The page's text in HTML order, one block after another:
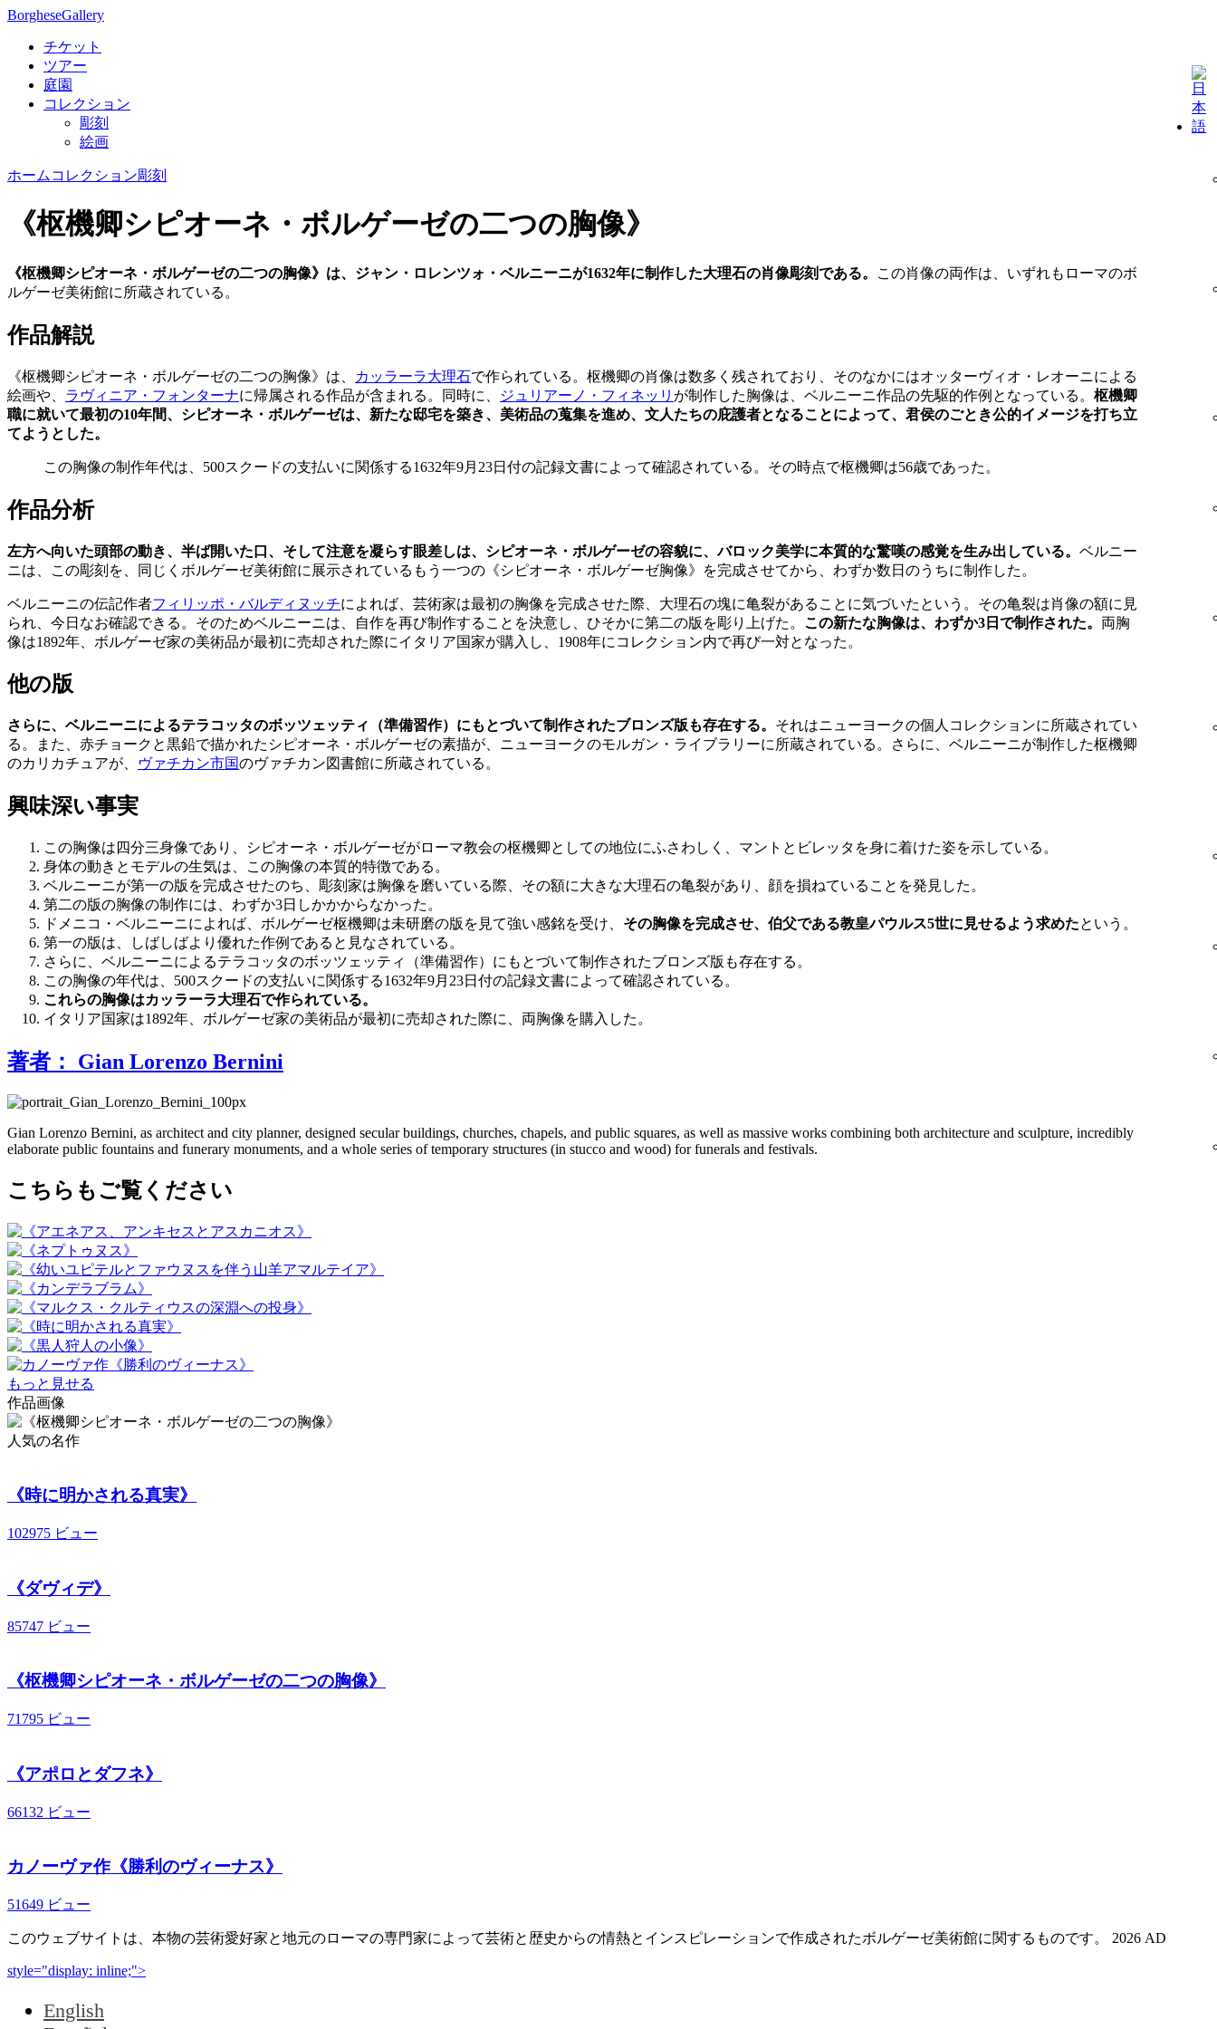
BorgheseGallery
チケット
ツアー
庭園
コレクション
彫刻
絵画
ホーム コレクション彫刻
《枢機卿シピオーネ・ボルゲーゼの二つの胸像》
《枢機卿シピオーネ・ボルゲーゼの二つの胸像》は、ジャン・ロレンツォ・ベルニーニが1632年に制作した大理石の肖像彫刻である。
この肖像の両作は、いずれもローマのボ
ルゲーゼ美術館に所蔵されている。
作品解説
《枢機卿シピオーネ・ボルゲーゼの二つの胸像》は、 カッラーラ大理石で作られている。枢機卿の肖像は数多く残されており、そのなかにはオッターヴィオ・レオーニによる
絵画や、 ラヴィニア・フォンターナに帰属される作品が含まれる。同時に、 ジュリアーノ・フィネッリ が制作した胸像は、ベルニーニ作品の先駆的作例となっている。 枢機卿
職に就いて最初の10年間、シピオーネ・ボルゲーゼは、新たな邸宅を築き、美術品の蒐集を進め、文人たちの庇護者となることによって、君侯のごとき公的イメージを打ち立
てようとした。
この胸像の制作年代は、500スクードの支払いに関係する1632年9月23日付の記録文書によって確認されている。その時点で枢機卿は56歳であった。
作品分析
左方へ向いた頭部の動き、半ば開いた口、そして注意を凝らす眼差しは、シピオーネ・ボルゲーゼの容貌に、バロック美学に本質的な驚嘆の感覚を生み出している。 ベルニー
ニは、この彫刻を、同じくボルゲーゼ美術館に展示されているもう一つの《シピオーネ・ボルゲーゼ胸像》を完成させてから、わずか数日のうちに制作した。
ベルニーニの伝記作者フィリッポ・バルディヌッチによれば、芸術家は最初の胸像を完成させた際、大理石の塊に亀裂があることに気づいたという。その亀裂は肖像の額に見
られ、今日なお確認できる。そのためベルニーニは、自作を再び制作することを決意し、ひそかに第二の版を彫り上げた。 この新たな胸像は、わずか3日で制作された。 両胸
像は1892年、ボルゲーゼ家の美術品が最初に売却された際にイタリア国家が購入し、1908年にコレクション内で再び一対となった。
他の版
さらに、ベルニーニによるテラコッタのボッツェッティ（準備習作）にもとづいて制作されたブロンズ版も存在する。 それはニューヨークの個人コレクションに所蔵されてい
る。また、赤チョークと黒鉛で描かれたシピオーネ・ボルゲーゼの素描が、ニューヨークのモルガン・ライブラリーに所蔵されている。さらに、ベルニーニが制作した枢機卿
のカリカチュアが、
ヴァチカン市国のヴァチカン図書館に所蔵されている。
興味深い事実
この胸像は四分三身像であり、シピオーネ・ボルゲーゼがローマ教会の枢機卿としての地位にふさわしく、マントとビレッタを身に着けた姿を示している。
身体の動きとモデルの生気は、この胸像の本質的特徴である。
ベルニーニが第一の版を完成させたのち、彫刻家は胸像を磨いている際、その額に大きな大理石の亀裂があり、顔を損ねていることを発見した。
第二の版の胸像の制作には、わずか3日しかかからなかった。
ドメニコ・ベルニーニによれば、ボルゲーゼ枢機卿は未研磨の版を見て強い感銘を受け、 その胸像を完成させ、伯父である教皇パウルス5世に見せるよう求めたという。
第一の版は、しばしばより優れた作例であると見なされている。
さらに、ベルニーニによるテラコッタのボッツェッティ（準備習作）にもとづいて制作されたブロンズ版も存在する。
この胸像の年代は、500スクードの支払いに関係する1632年9月23日付の記録文書によって確認されている。
これらの胸像はカッラーラ大理石で作られている。
イタリア国家は1892年、ボルゲーゼ家の美術品が最初に売却された際に、両胸像を購入した。
著者： Gian Lorenzo Bernini
Gian Lorenzo Bernini, as architect and city planner, designed secular buildings, churches, chapels, and public squares, as well as massive works combining both architecture and sculpture, incredibly
elaborate public fountains and funerary monuments, and a whole series of temporary structures (in stucco and wood) for funerals and festivals.
こちらもご覧ください
もっと見せる
作品画像
人気の名作
《時に明かされる真実》
102975 ビュー
《ダヴィデ》
85747 ビュー
《枢機卿シピオーネ・ボルゲーゼの二つの胸像》
71795 ビュー
《アポロとダフネ》
66132 ビュー
カノーヴァ作《勝利のヴィーナス》
51649 ビュー
このウェブサイトは、本物の芸術愛好家と地元のローマの専門家によって芸術と歴史からの情熱とインスピレーションで作成されたボルゲーゼ美術館に関するものです。 2026 AD
style="display: inline;">
English